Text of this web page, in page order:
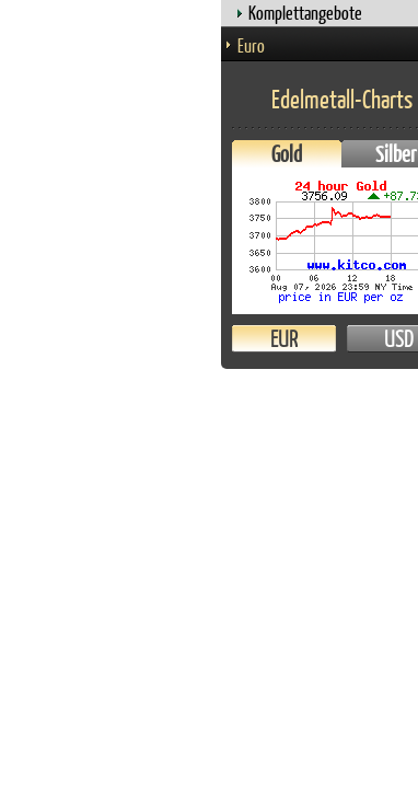
Komplettangebote
Euro
Edelmetall-Charts
Gold Silber
EUR USD